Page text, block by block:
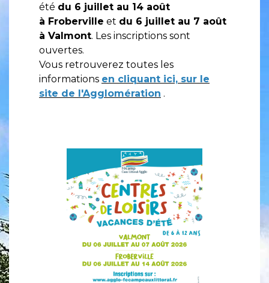
été du 6 juillet au 14 août
à Froberville et du 6 juillet au 7 août
à Valmont. Les inscriptions sont
ouvertes.
Vous retrouverez toutes les
informations en cliquant ici, sur le
site de l'Agglomération .